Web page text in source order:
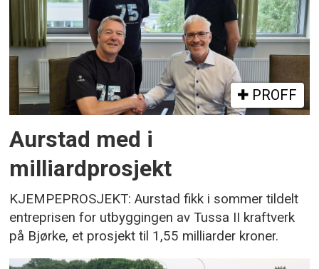
PROFF
Aurstad med i
milliardprosjekt
KJEMPEPROSJEKT: Aurstad fikk i sommer tildelt
entreprisen for utbyggingen av Tussa II kraftverk
på Bjørke, et prosjekt til 1,55 milliarder kroner.